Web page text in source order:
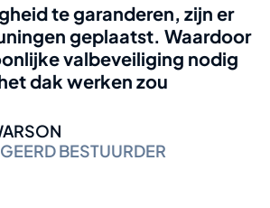
te garanderen, zijn er
geplaatst. Waardoor
valbeveiliging nodig
dak werken zou
BESTUURDER